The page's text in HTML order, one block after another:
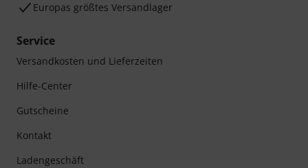
Europas größtes Versandlager
Service
Versandkosten und Lieferzeiten
Hilfe-Center
Gutscheine
Kontakt
Ladengeschäft